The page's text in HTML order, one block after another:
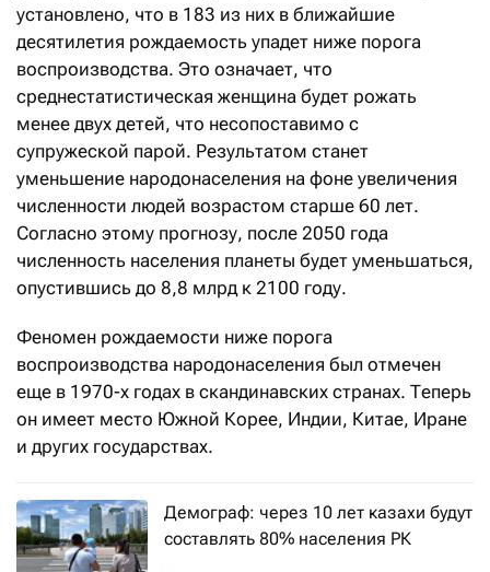
установлено, что в 183 из них в ближайшие
десятилетия рождаемость упадет ниже порога
воспроизводства. Это означает, что
среднестатистическая женщина будет рожать
менее двух детей, что несопоставимо с
супружеской парой. Результатом станет
уменьшение народонаселения на фоне увеличения
численности людей возрастом старше 60 лет.
Согласно этому прогнозу, после 2050 года
численность населения планеты будет уменьшаться,
опустившись до 8,8 млрд к 2100 году.
Феномен рождаемости ниже порога
воспроизводства народонаселения был отмечен
еще в 1970-х годах в скандинавских странах. Теперь
он имеет место Южной Корее, Индии, Китае, Иране
и других государствах.
Демограф: через 10 лет казахи будут
составлять 80% населения РК